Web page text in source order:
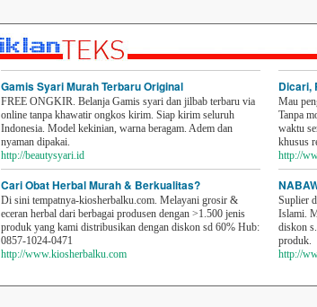
Gamis Syari Murah Terbaru Original
FREE ONGKIR. Belanja Gamis syari dan jilbab terbaru via
online tanpa khawatir ongkos kirim. Siap kirim seluruh
Indonesia. Model kekinian, warna beragam. Adem dan
nyaman dipakai.
http://beautysyari.id
Cari Obat Herbal Murah & Berkualitas?
Di sini tempatnya-kiosherbalku.com. Melayani grosir &
eceran herbal dari berbagai produsen dengan >1.500 jenis
produk yang kami distribusikan dengan diskon sd 60% Hub:
0857-1024-0471
http://www.kiosherbalku.com
Dicari,
Mau
Tanpa
waktu
khusus
http://
Suplier
Islami.
diskon
produk.
http://